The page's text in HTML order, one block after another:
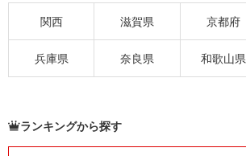
関西 滋賀県 京都府
兵庫県 奈良県 和歌山県
ランキングから探す